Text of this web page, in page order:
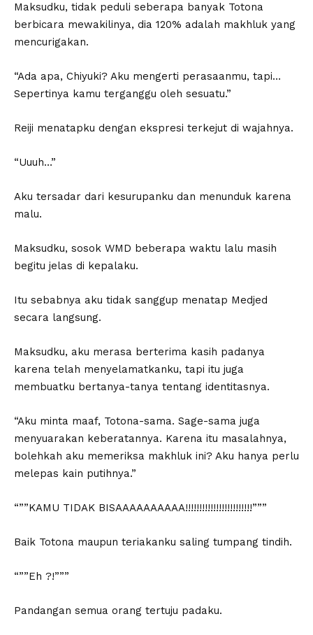
Maksudku, tidak peduli seberapa banyak Totona
berbicara mewakilinya, dia 120% adalah makhluk yang
mencurigakan.
“Ada apa, Chiyuki? Aku mengerti perasaanmu, tapi…
Sepertinya kamu terganggu oleh sesuatu.”
Reiji menatapku dengan ekspresi terkejut di wajahnya.
“Uuuh…”
Aku tersadar dari kesurupanku dan menunduk karena
malu.
Maksudku, sosok WMD beberapa waktu lalu masih
begitu jelas di kepalaku.
Itu sebabnya aku tidak sanggup menatap Medjed
secara langsung.
Maksudku, aku merasa berterima kasih padanya
karena telah menyelamatkanku, tapi itu juga
membuatku bertanya-tanya tentang identitasnya.
“Aku minta maaf, Totona-sama. Sage-sama juga
menyuarakan keberatannya. Karena itu masalahnya,
bolehkah aku memeriksa makhluk ini? Aku hanya perlu
melepas kain putihnya.”
“””KAMU TIDAK BISAAAAAAAAAA!!!!!!!!!!!!!!!!!!!!!!!!”””
Baik Totona maupun teriakanku saling tumpang tindih.
“””Eh ?!”””
Pandangan semua orang tertuju padaku.